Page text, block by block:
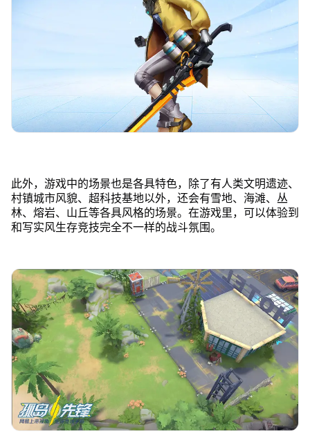
此外，游戏中的场景也是各具特色，除了有人类文明遗迹、
村镇城市风貌、超科技基地以外，还会有雪地、海滩、丛
林、熔岩、山丘等各具风格的场景。在游戏里，可以体验到
和写实风生存竞技完全不一样的战斗氛围。